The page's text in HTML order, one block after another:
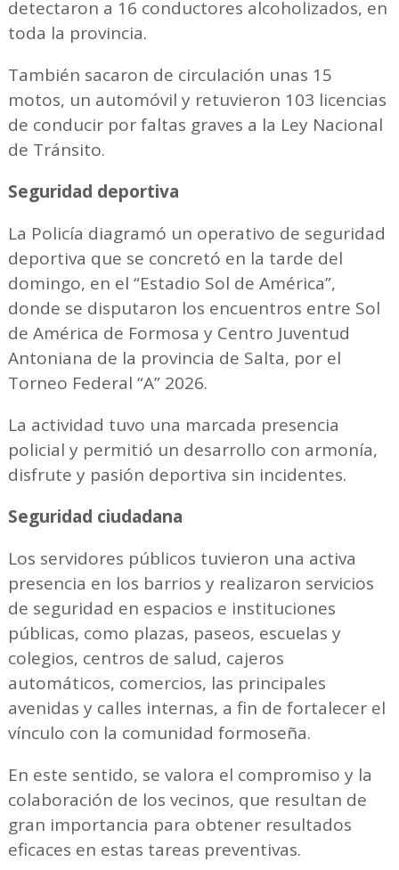
detectaron a 16 conductores alcoholizados, en
toda la provincia.
También sacaron de circulación unas 15
motos, un automóvil y retuvieron 103 licencias
de conducir por faltas graves a la Ley Nacional
de Tránsito.
Seguridad deportiva
La Policía diagramó un operativo de seguridad
deportiva que se concretó en la tarde del
domingo, en el “Estadio Sol de América”,
donde se disputaron los encuentros entre Sol
de América de Formosa y Centro Juventud
Antoniana de la provincia de Salta, por el
Torneo Federal “A” 2026.
La actividad tuvo una marcada presencia
policial y permitió un desarrollo con armonía,
disfrute y pasión deportiva sin incidentes.
Seguridad ciudadana
Los servidores públicos tuvieron una activa
presencia en los barrios y realizaron servicios
de seguridad en espacios e instituciones
públicas, como plazas, paseos, escuelas y
colegios, centros de salud, cajeros
automáticos, comercios, las principales
avenidas y calles internas, a fin de fortalecer el
vínculo con la comunidad formoseña.
En este sentido, se valora el compromiso y la
colaboración de los vecinos, que resultan de
gran importancia para obtener resultados
eficaces en estas tareas preventivas.